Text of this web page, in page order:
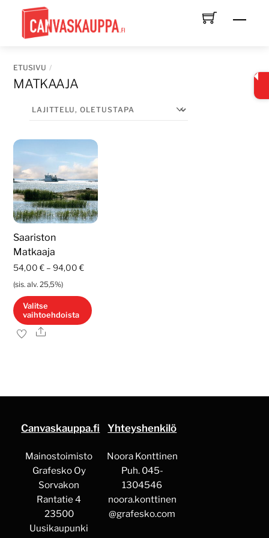
content
ETUSIVU
MATKAAJA
Saariston
Matkaaja
54,00€ – 94,00€Hintaluokka:
-
94,00 €
(sis. alv. 25,5%)
Valitse
vaihtoehdoista
Tällä
muunnelma.
tehdä
tuotteen
sivulla.
Ale
Canvaskauppa.fi
Mainostoimisto
Grafesko Oy
Sorvakon
Rantatie 4
23500
Uusikaupunki
Yhteyshenkilö
Noora Konttinen
Puh. 045-
1304546
noora.konttinen
@grafesko.com